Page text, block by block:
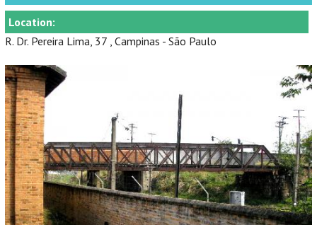
Location:
R. Dr. Pereira Lima, 37 , Campinas - São Paulo